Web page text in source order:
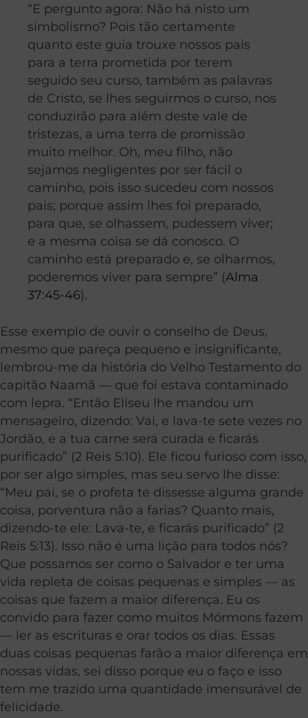
“E pergunto agora: Não há nisto um
simbolismo? Pois tão certamente
quanto este guia trouxe nossos pais
para a terra prometida por terem
seguido seu curso, também as palavras
de Cristo, se lhes seguirmos o curso, nos
conduzirão para além deste vale de
tristezas, a uma terra de promissão
muito melhor. Oh, meu filho, não
sejamos negligentes por ser fácil o
caminho, pois isso sucedeu com nossos
pais; porque assim lhes foi preparado,
para que, se olhassem, pudessem viver;
e a mesma coisa se dá conosco. O
caminho está preparado e, se olharmos,
poderemos viver para sempre” (Alma
37:45-46).
Esse exemplo de ouvir o conselho de Deus,
mesmo que pareça pequeno e insignificante,
lembrou-me da história do Velho Testamento do
capitão Naamã — que foi estava contaminado
com lepra. “Então Eliseu lhe mandou um
mensageiro, dizendo: Vai, e lava-te sete vezes no
Jordão, e a tua carne será curada e ficarás
purificado” (2 Reis 5:10). Ele ficou furioso com isso,
por ser algo simples, mas seu servo lhe disse:
“Meu pai, se o profeta te dissesse alguma grande
coisa, porventura não a farias? Quanto mais,
dizendo-te ele: Lava-te, e ficarás purificado” (2
Reis 5:13). Isso não é uma lição para todos nós?
Que possamos ser como o Salvador e ter uma
vida repleta de coisas pequenas e simples — as
coisas que fazem a maior diferença. Eu os
convido para fazer como muitos Mórmons fazem
— ler as escrituras e orar todos os dias. Essas
duas coisas pequenas farão a maior diferença em
nossas vidas, sei disso porque eu o faço e isso
tem me trazido uma quantidade imensurável de
felicidade.